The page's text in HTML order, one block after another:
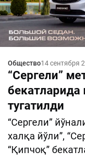
Общество14 сентября
“Сергели”
тугатилди
“Сергели”
халқа йўли”,
“Қипчоқ”